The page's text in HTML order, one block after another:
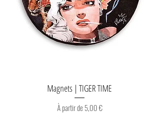
Magnets | TIGER TIME
À partir de 5,00 €
Prix promotionnel